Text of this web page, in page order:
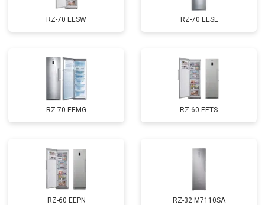
RZ-70 EESW RZ-70 EESL
RZ-70 EEMG RZ-60 EETS
RZ-60 EEPN RZ-32 M7110SA